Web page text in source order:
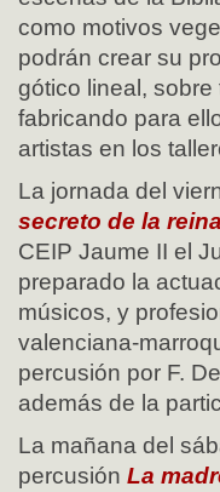
como motivos
podrán crear su
gótico lineal,
fabricando para
artistas en los
La jornada del
secreto de la
CEIP Jaume II el
preparado la
músicos, y
valenciana-
percusión por F.
además de la
La mañana del
percusión La